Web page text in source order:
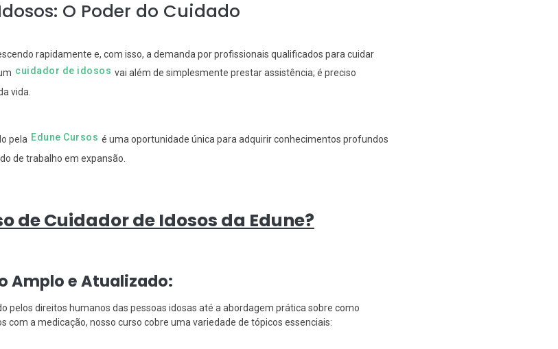
O Poder do Cuidado
rapidamente e, com isso, a demanda por profissionais qualificados para cuidar
cuidador de idosos vai além de simplesmente prestar assistência; é preciso
vida.
pela Edune Cursos é uma oportunidade única para adquirir conhecimentos profundos
de trabalho em expansão.
de Cuidador de Idosos da Edune?
Amplo e Atualizado:
pelos direitos humanos das pessoas idosas até a abordagem prática sobre como
com a medicação, nosso curso cobre uma variedade de tópicos essenciais: